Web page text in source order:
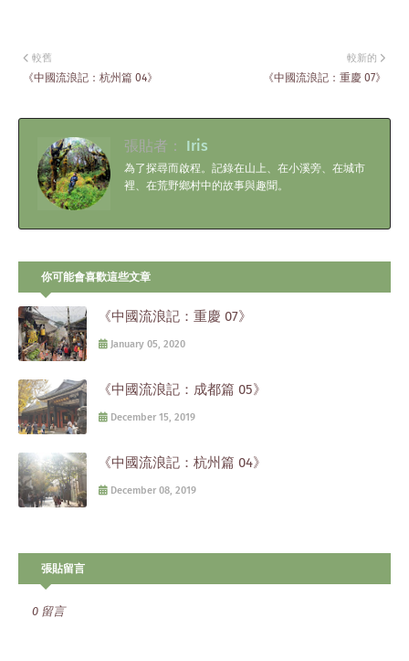
較新的
《中國流浪記：重慶 07》
較舊
《中國流浪記：杭州篇 04》
張貼者： Iris
為了探尋而啟程。記錄在山上、在小溪旁、在城市
裡、在荒野鄉村中的故事與趣聞。
你可能會喜歡這些文章
《中國流浪記：重慶 07》
January 05, 2020
《中國流浪記：成都篇 05》
December 15, 2019
《中國流浪記：杭州篇 04》
December 08, 2019
張貼留言
0 留言